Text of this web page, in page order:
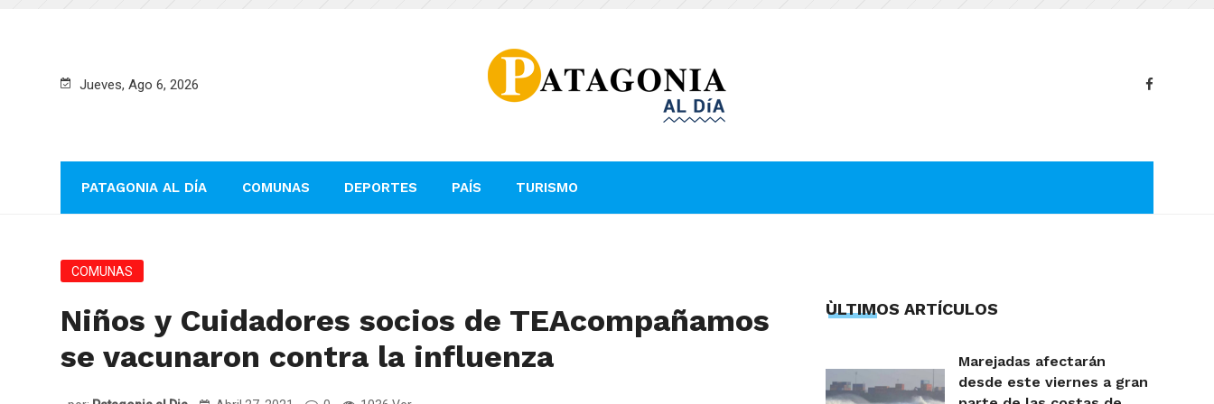
Jueves, Ago 6, 2026
PATAGONIA AL DÍA COMUNAS DEPORTES PAÍS TURISMO
COMUNAS
Niños y Cuidadores socios de TEAcompañamos
se vacunaron contra la influenza
ÙLTIMOS ARTÍCULOS
Marejadas afectarán
desde este viernes a gran